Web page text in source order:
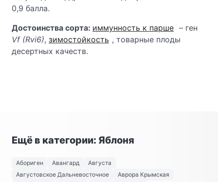
0,9 балла.
Достоинства сорта: иммунность к парше – ген
Vf (Rvi6), зимостойкость , товарные плоды
десертных качеств.
Ещё в категории: Яблоня
Абориген Авангард
Августа
Августовское Дальневосточное
Аврора Крымская